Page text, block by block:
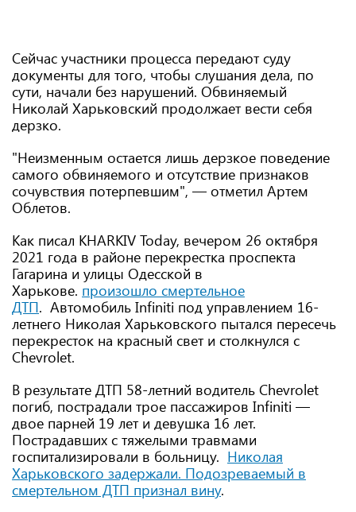
Сейчас участники процесса передают суду
документы для того, чтобы слушания дела, по
сути, начали без нарушений. Обвиняемый
Николай Харьковский продолжает вести себя
дерзко.
"Неизменным остается лишь дерзкое поведение
самого обвиняемого и отсутствие признаков
сочувствия потерпевшим", — отметил Артем
Облетов.
Как писал KHARKIV Today, вечером 26 октября
2021 года в районе перекрестка проспекта
Гагарина и улицы Одесской в
Харькове. произошло смертельное
ДТП. Автомобиль Infiniti под управлением 16-
летнего Николая Харьковского пытался пересечь
перекресток на красный свет и столкнулся с
Chevrolet.
В результате ДТП 58-летний водитель Chevrolet
погиб, пострадали трое пассажиров Infiniti —
двое парней 19 лет и девушка 16 лет.
Пострадавших с тяжелыми травмами
госпитализировали в больницу. Николая
Харьковского задержали. Подозреваемый в
смертельном ДТП признал вину.